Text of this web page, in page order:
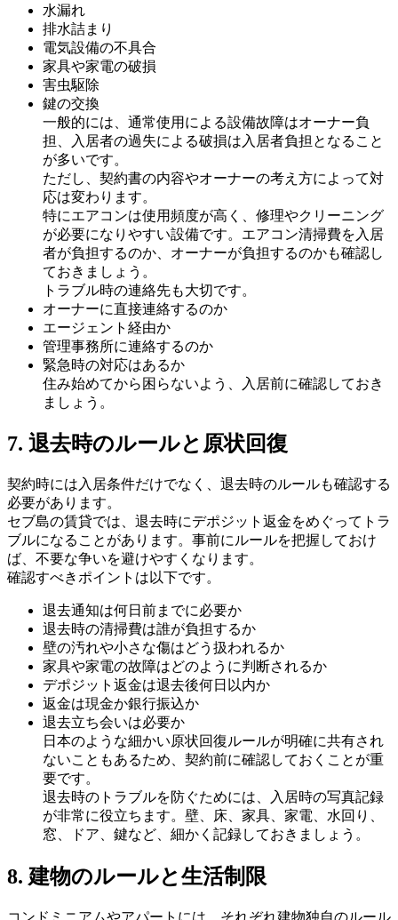
水漏れ
排水詰まり
電気設備の不具合
家具や家電の破損
害虫駆除
鍵の交換
一般的には、通常使用による設備故障はオーナー負
担、入居者の過失による破損は入居者負担となること
が多いです。
ただし、契約書の内容やオーナーの考え方によって対
応は変わります。
特にエアコンは使用頻度が高く、修理やクリーニング
が必要になりやすい設備です。エアコン清掃費を入居
者が負担するのか、オーナーが負担するのかも確認し
ておきましょう。
トラブル時の連絡先も大切です。
オーナーに直接連絡するのか
エージェント経由か
管理事務所に連絡するのか
緊急時の対応はあるか
住み始めてから困らないよう、入居前に確認しておき
ましょう。
7. 退去時のルールと原状回復
契約時には入居条件だけでなく、退去時のルールも確認する
必要があります。
セブ島の賃貸では、退去時にデポジット返金をめぐってトラ
ブルになることがあります。事前にルールを把握しておけ
ば、不要な争いを避けやすくなります。
確認すべきポイントは以下です。
退去通知は何日前までに必要か
退去時の清掃費は誰が負担するか
壁の汚れや小さな傷はどう扱われるか
家具や家電の故障はどのように判断されるか
デポジット返金は退去後何日以内か
返金は現金か銀行振込か
退去立ち会いは必要か
日本のような細かい原状回復ルールが明確に共有され
ないこともあるため、契約前に確認しておくことが重
要です。
退去時のトラブルを防ぐためには、入居時の写真記録
が非常に役立ちます。壁、床、家具、家電、水回り、
窓、ドア、鍵など、細かく記録しておきましょう。
8. 建物のルールと生活制限